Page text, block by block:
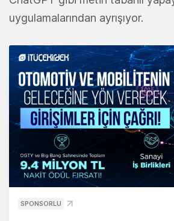
uygulamalarından ayrışıyor.
SPONSORLU